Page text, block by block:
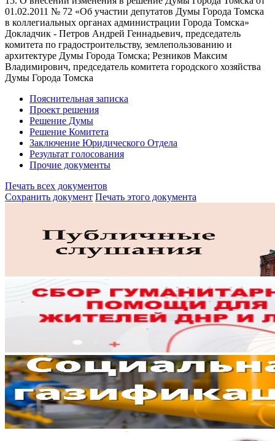
01.02.2011 № 72 «Об участии депутатов Думы Города Томска
в коллегиальных органах администрации Города Томска»
Докладчик - Петров Андрей Геннадьевич, председатель
комитета по градостроительству, землепользованию и
архитектуре Думы Города Томска; Резников Максим
Владимирович, председатель комитета городского хозяйства
Думы Города Томска
Пояснительная записка
Проект решения
Решение Думы
Решение Комитета
Заключение Юридического Отдела
Результат голосования
Прочие документы
Печать всех документов
Сохранить документ Печать этого документа